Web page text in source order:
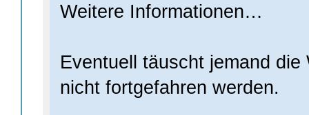
Weitere Informationen…
Eventuell täuscht jemand
nicht fortgefahren werden.